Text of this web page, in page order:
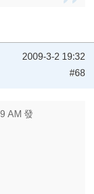
2009-3-2 19:32
#68
AM 發